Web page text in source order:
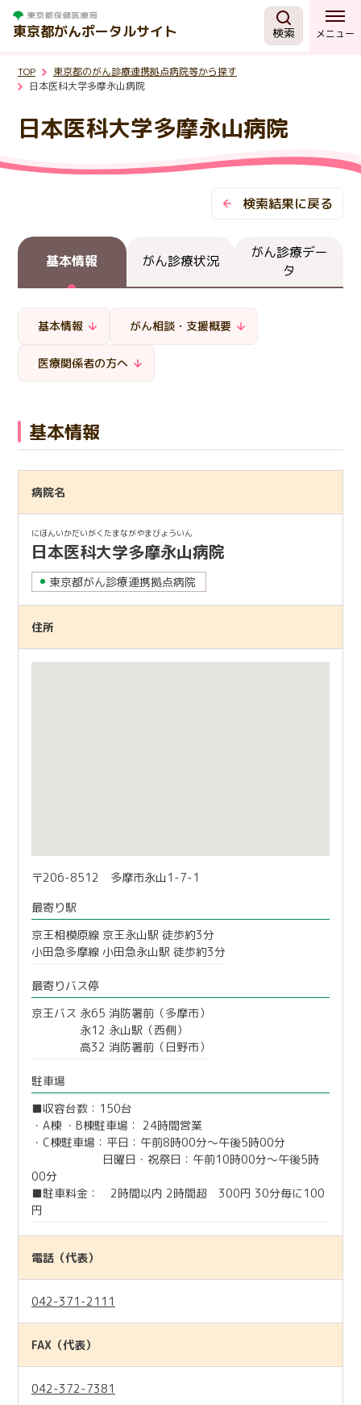
東京都がんポータルサイト 検索 メニュー
がんを知る
予防・検診
治療する
支援・助成制度
東京都の取組
医療従事者の方へ
リンク集
日本語
閉じる
TOP
東京都のがん診療連携拠点病院等から探す
日本医科大学多摩永山病院
日本医科大学多摩永山病院
検索結果に戻る
基本情報 がん診療状況
がん診療デー
タ
基本情報 がん相談・支援概要
医療関係者の方へ
基本情報
病院名
にほんいかだいがくたまながやまびょういん
日本医科大学多摩永山病院
東京都がん診療連携拠点病院
住所
〒206-8512 多摩市永山1-7-1
最寄り駅
京王相模原線 京王永山駅 徒歩約3分
小田急多摩線 小田急永山駅 徒歩約3分
最寄りバス停
京王バス 永65 消防署前（多摩市）
永12 永山駅（西側）
高32 消防署前（日野市）
駐車場
■収容台数：150台
・A棟 ・B棟駐車場： 24時間営業
・C棟駐車場：平日：午前8時00分～午後5時00分
日曜日・祝祭日：午前10時00分～午後5時
00分
■駐車料金： 2時間以内 2時間超 300円 30分毎に100
円
電話（代表）
042-371-2111
FAX（代表）
042-372-7381